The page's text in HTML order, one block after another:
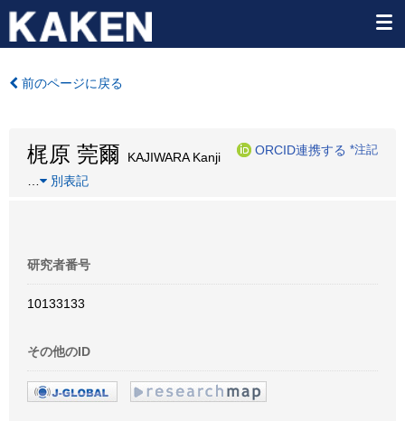
前のページに戻る
梶原 莞爾 KAJIWARA Kanji
ORCID連携する *注記
別表記
研究者番号
10133133
その他のID